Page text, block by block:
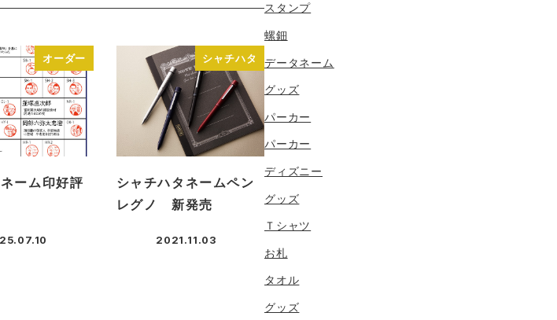
オーダー
ーム印好評
日
シャチハタ
シャチハタネームペン
レグノ 新発売
投稿日
2021.11.03
スタンプ
螺鈿
データネーム
グッズ
パーカー
パーカー
ディズニー
グッズ
Ｔシャツ
お札
タオル
グッズ